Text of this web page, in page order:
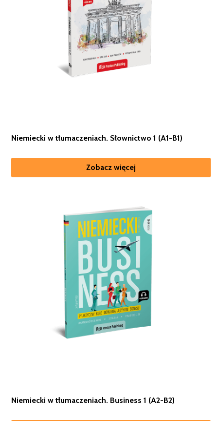
Niemiecki w tłumaczeniach. Słownictwo 1 (A1-B1)
Zobacz więcej
Niemiecki w tłumaczeniach. Business 1 (A2-B2)